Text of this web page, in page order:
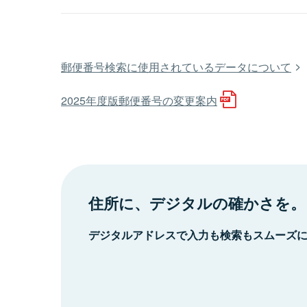
郵便番号検索に使用されているデータについて
2025年度版郵便番号の変更案内
住所に、デジタルの確かさを。
デジタルアドレスで入力も検索もスムーズ